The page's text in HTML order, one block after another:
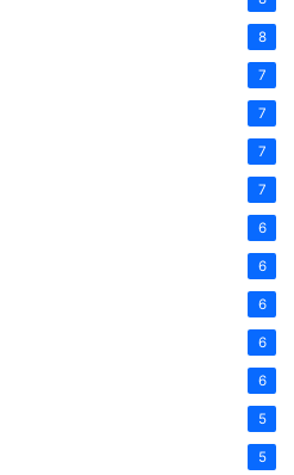
8
7
7
7
7
6
6
6
6
6
5
5